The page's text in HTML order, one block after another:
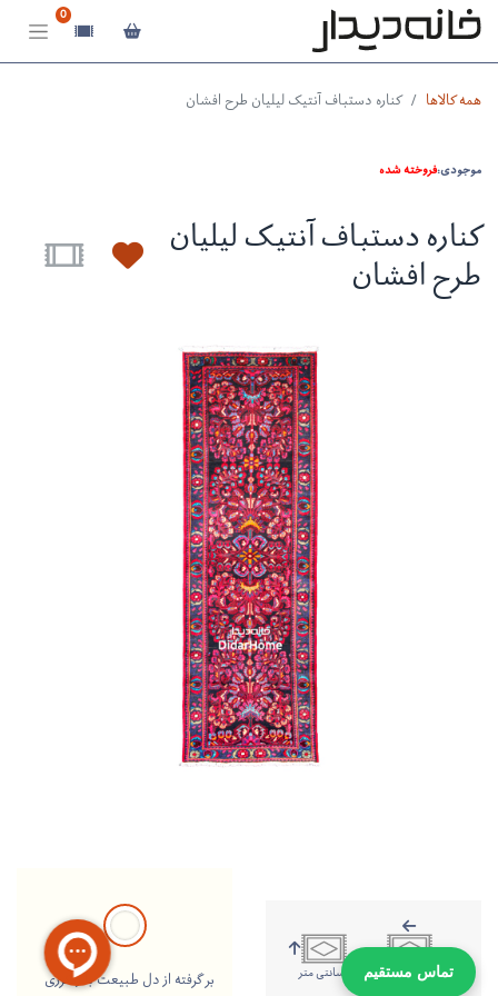
0
همه کالاها کناره دستباف آنتیک لیلیان طرح افشان
موجودی:فروخته شده
کناره دستباف آنتیک لیلیان
طرح افشان
307 سانتی متر
بر گرفته از دل طبیعت با رنگرزی
تماس مستقیم